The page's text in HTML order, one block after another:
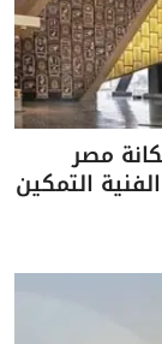
مصر
التمكين